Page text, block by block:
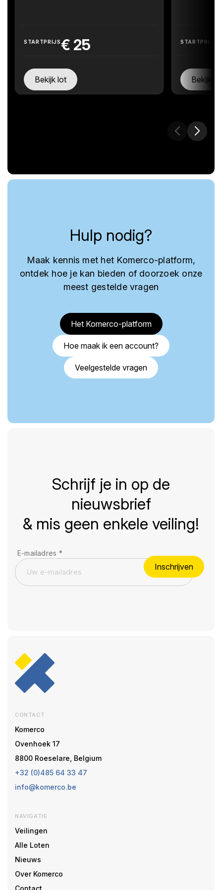
STARTPRIJS€ 25
Bekijk lot
STARTPRIJS
Bekijk
Hulp nodig?
Maak kennis met het Komerco-platform,
ontdek hoe je kan bieden of doorzoek onze
meest gestelde vragen
Het Komerco-platform
Hoe maak ik een account?
Veelgestelde vragen
Schrijf je in op de
nieuwsbrief
& mis geen enkele veiling!
E-mailadres *
Inschrijven
CONTACT
Komerco
Ovenhoek 17
8800 Roeselare, Belgium
+32 (0)485 64 33 47
info@komerco.be
NAVIGATIE
Veilingen
Alle Loten
Nieuws
Over Komerco
Contact